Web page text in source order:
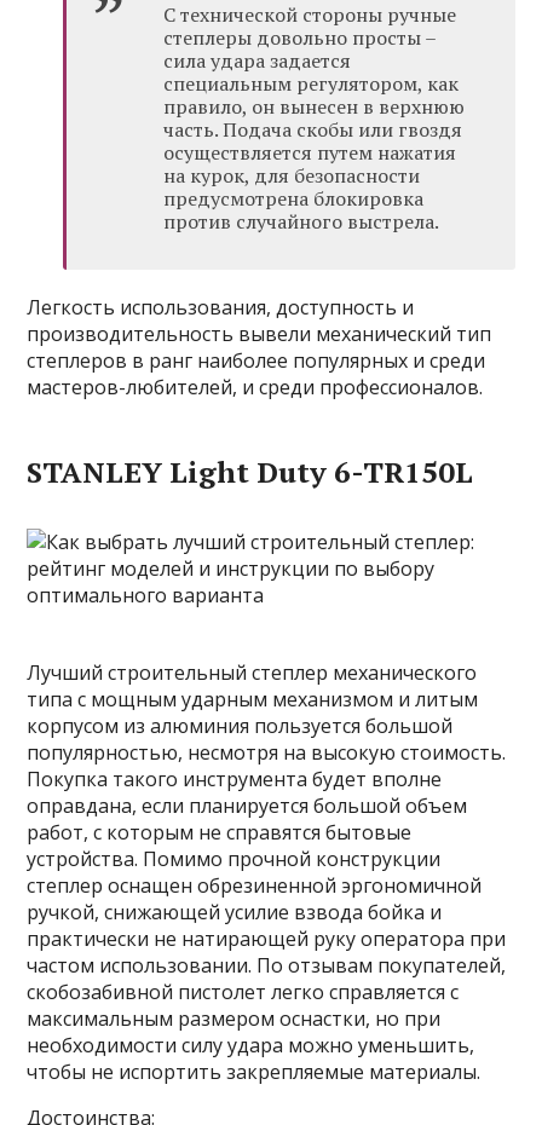
С технической стороны ручные
степлеры довольно просты –
сила удара задается
специальным регулятором, как
правило, он вынесен в верхнюю
часть. Подача скобы или гвоздя
осуществляется путем нажатия
на курок, для безопасности
предусмотрена блокировка
против случайного выстрела.
Легкость использования, доступность и
производительность вывели механический тип
степлеров в ранг наиболее популярных и среди
мастеров-любителей, и среди профессионалов.
STANLEY Light Duty 6-TR150L
Лучший строительный степлер механического
типа с мощным ударным механизмом и литым
корпусом из алюминия пользуется большой
популярностью, несмотря на высокую стоимость.
Покупка такого инструмента будет вполне
оправдана, если планируется большой объем
работ, с которым не справятся бытовые
устройства. Помимо прочной конструкции
степлер оснащен обрезиненной эргономичной
ручкой, снижающей усилие взвода бойка и
практически не натирающей руку оператора при
частом использовании. По отзывам покупателей,
скобозабивной пистолет легко справляется с
максимальным размером оснастки, но при
необходимости силу удара можно уменьшить,
чтобы не испортить закрепляемые материалы.
Достоинства: